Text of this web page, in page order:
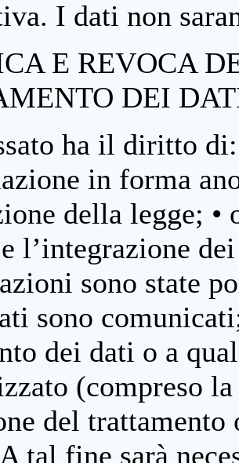
I dati non
E REVOCA
DEI
ha il diritto
in forma
della legge; •
l’integrazione
sono state
sono
dei dati o a
(compreso
del trattamento
tal fine sarà